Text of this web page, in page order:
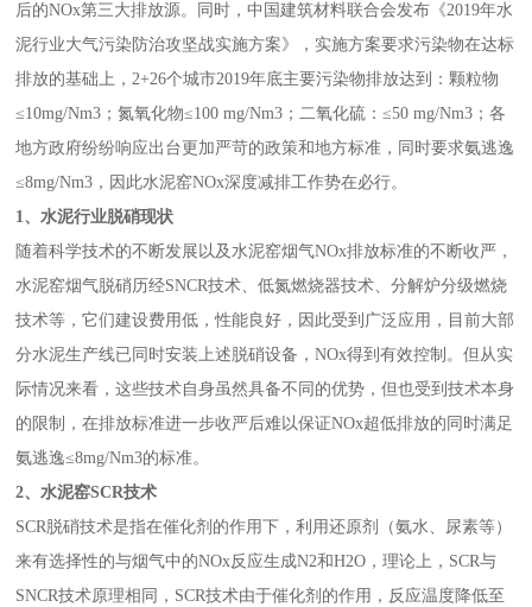
后的NOx第三大排放源。同时，中国建筑材料联合会发布《2019年水
泥行业大气污染防治攻坚战实施方案》，实施方案要求污染物在达标
排放的基础上，2+26个城市2019年底主要污染物排放达到：颗粒物
≤10mg/Nm3；氮氧化物≤100 mg/Nm3；二氧化硫：≤50 mg/Nm3；各
地方政府纷纷响应出台更加严苛的政策和地方标准，同时要求氨逃逸
≤8mg/Nm3，因此水泥窑NOx深度减排工作势在必行。
1、水泥行业脱硝现状
随着科学技术的不断发展以及水泥窑烟气NOx排放标准的不断收严，
水泥窑烟气脱硝历经SNCR技术、低氮燃烧器技术、分解炉分级燃烧
技术等，它们建设费用低，性能良好，因此受到广泛应用，目前大部
分水泥生产线已同时安装上述脱硝设备，NOx得到有效控制。但从实
际情况来看，这些技术自身虽然具备不同的优势，但也受到技术本身
的限制，在排放标准进一步收严后难以保证NOx超低排放的同时满足
氨逃逸≤8mg/Nm3的标准。
2、水泥窑SCR技术
SCR脱硝技术是指在催化剂的作用下，利用还原剂（氨水、尿素等）
来有选择性的与烟气中的NOx反应生成N2和H2O，理论上，SCR与
SNCR技术原理相同，SCR技术由于催化剂的作用，反应温度降低至